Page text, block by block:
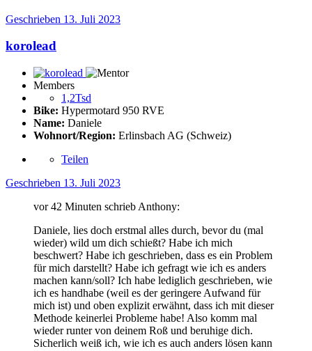
Geschrieben 13. Juli 2023
korolead
Members
1,2Tsd
Bike: Hypermotard 950 RVE
Name: Daniele
Wohnort/Region: Erlinsbach AG (Schweiz)
Teilen
Geschrieben 13. Juli 2023
vor 42 Minuten schrieb Anthony:
Daniele, lies doch erstmal alles durch, bevor du (mal
wieder) wild um dich schießt? Habe ich mich
beschwert? Habe ich geschrieben, dass es ein Problem
für mich darstellt? Habe ich gefragt wie ich es anders
machen kann/soll? Ich habe lediglich geschrieben, wie
ich es handhabe (weil es der geringere Aufwand für
mich ist) und oben explizit erwähnt, dass ich mit dieser
Methode keinerlei Probleme habe! Also komm mal
wieder runter von deinem Roß und beruhige dich.
Sicherlich weiß ich, wie ich es auch anders lösen kann